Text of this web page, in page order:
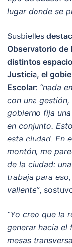
lugar donde se
Susbielles
Observatorio de
distintos
Justicia, el
Escolar: “nada
con una gestión,
gobierno fija
en conjunto.
esta ciudad. En
montón, me
de la ciudad:
trabaja para
valiente”,
“Yo creo que la
generar hacia el
mesas